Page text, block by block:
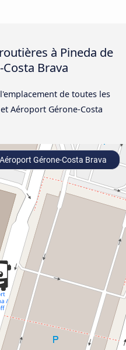
à Pineda de
Brava
de toutes les
Aéroport Gérone-Costa
Aéroport Gérone-Costa Brava